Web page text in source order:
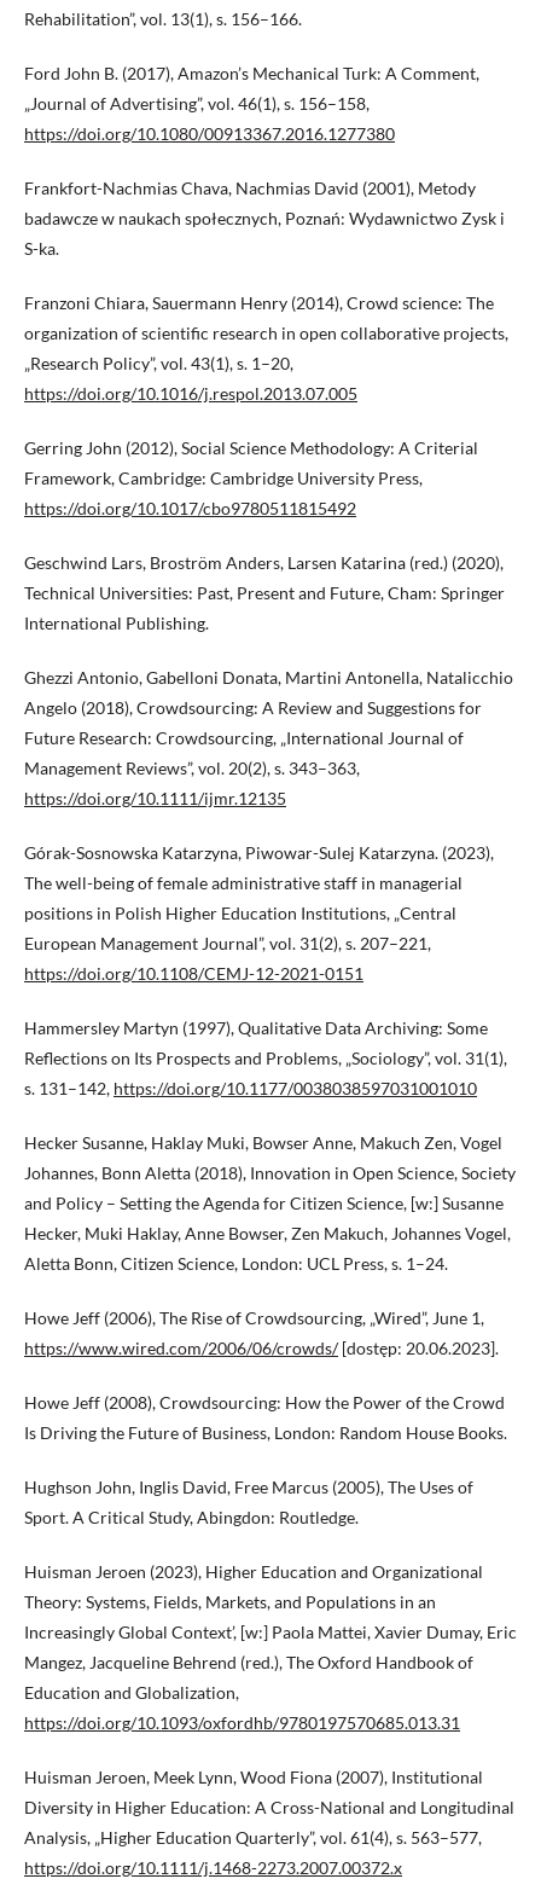
Rehabilitation”, vol. 13(1), s. 156–166.
Ford John B. (2017), Amazon’s Mechanical Turk: A Comment,
„Journal of Advertising”, vol. 46(1), s. 156–158,
https://doi.org/10.1080/00913367.2016.1277380
Frankfort-Nachmias Chava, Nachmias David (2001), Metody
badawcze w naukach społecznych, Poznań: Wydawnictwo Zysk i
S-ka.
Franzoni Chiara, Sauermann Henry (2014), Crowd science: The
organization of scientific research in open collaborative projects,
„Research Policy”, vol. 43(1), s. 1–20,
https://doi.org/10.1016/j.respol.2013.07.005
Gerring John (2012), Social Science Methodology: A Criterial
Framework, Cambridge: Cambridge University Press,
https://doi.org/10.1017/cbo9780511815492
Geschwind Lars, Broström Anders, Larsen Katarina (red.) (2020),
Technical Universities: Past, Present and Future, Cham: Springer
International Publishing.
Ghezzi Antonio, Gabelloni Donata, Martini Antonella, Natalicchio
Angelo (2018), Crowdsourcing: A Review and Suggestions for
Future Research: Crowdsourcing, „International Journal of
Management Reviews”, vol. 20(2), s. 343–363,
https://doi.org/10.1111/ijmr.12135
Górak-Sosnowska Katarzyna, Piwowar-Sulej Katarzyna. (2023),
The well-being of female administrative staff in managerial
positions in Polish Higher Education Institutions, „Central
European Management Journal”, vol. 31(2), s. 207–221,
https://doi.org/10.1108/CEMJ-12-2021-0151
Hammersley Martyn (1997), Qualitative Data Archiving: Some
Reflections on Its Prospects and Problems, „Sociology”, vol. 31(1),
s. 131–142, https://doi.org/10.1177/0038038597031001010
Hecker Susanne, Haklay Muki, Bowser Anne, Makuch Zen, Vogel
Johannes, Bonn Aletta (2018), Innovation in Open Science, Society
and Policy – Setting the Agenda for Citizen Science, [w:] Susanne
Hecker, Muki Haklay, Anne Bowser, Zen Makuch, Johannes Vogel,
Aletta Bonn, Citizen Science, London: UCL Press, s. 1–24.
Howe Jeff (2006), The Rise of Crowdsourcing, „Wired”, June 1,
https://www.wired.com/2006/06/crowds/[dostęp: 20.06.2023].
Howe Jeff (2008), Crowdsourcing: How the Power of the Crowd
Is Driving the Future of Business, London: Random House Books.
Hughson John, Inglis David, Free Marcus (2005), The Uses of
Sport. A Critical Study, Abingdon: Routledge.
Huisman Jeroen (2023), Higher Education and Organizational
Theory: Systems, Fields, Markets, and Populations in an
Increasingly Global Context’, [w:] Paola Mattei, Xavier Dumay, Eric
Mangez, Jacqueline Behrend (red.), The Oxford Handbook of
Education and Globalization,
https://doi.org/10.1093/oxfordhb/9780197570685.013.31
Huisman Jeroen, Meek Lynn, Wood Fiona (2007), Institutional
Diversity in Higher Education: A Cross-National and Longitudinal
Analysis, „Higher Education Quarterly”, vol. 61(4), s. 563–577,
https://doi.org/10.1111/j.1468-2273.2007.00372.x